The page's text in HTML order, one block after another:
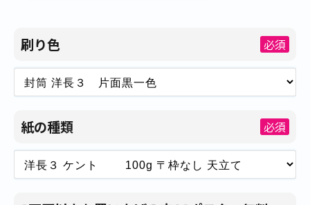
刷り色 必須
紙の種類 必須